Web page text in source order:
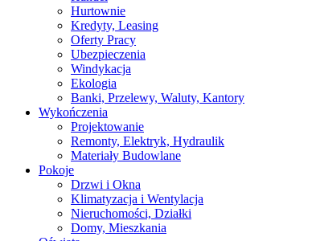
Hurtownie
Kredyty, Leasing
Oferty Pracy
Ubezpieczenia
Windykacja
Ekologia
Banki, Przelewy, Waluty, Kantory
Wykończenia
Projektowanie
Remonty, Elektryk, Hydraulik
Materiały Budowlane
Pokoje
Drzwi i Okna
Klimatyzacja i Wentylacja
Nieruchomości, Działki
Domy, Mieszkania